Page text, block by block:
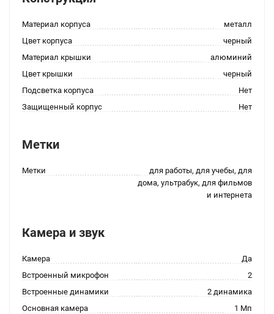
Материал корпуса
металл
Цвет корпуса
черный
Материал крышки
алюминий
Цвет крышки
черный
Подсветка корпуса
Нет
Защищенный корпус
Нет
Метки
Метки
для работы, для учебы, для
дома, ультрабук, для фильмов
и интернета
Камера и звук
Камера
Да
Встроенный микрофон
2
Встроенные динамики
2 динамика
Основная камера
1 Мп